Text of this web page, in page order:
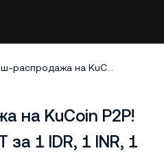
Флэш-распродажа на KuCoin P2P! Покупайте 1 USDT за 1 IDR, 1 INR, 1 PKR, 1 RUB, 1 UAH, 1 KZT, 1 PHP, 1 VND, 1 TWD или 1 THB
на KuCoin P2P!
за 1 IDR, 1 INR, 1